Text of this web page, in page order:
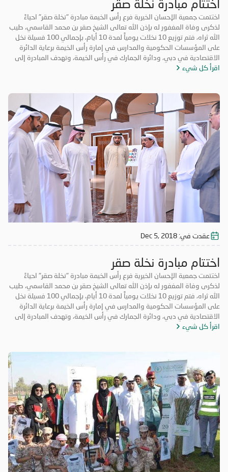
اختتام مبادرة نخلة صقر
اختتمت جمعية الإحسان الخيرية فرع رأس الخيمة مبادرة "نخلة صقر" احياءً
لذكرى وفاة المغفور له بإذن الله تعالى الشيخ صقر بن محمد القاسمي، طيب
الله ثراه، فتم توزيع 10 نخلات يومياً لمدة 10 أيام، بإجمالي 100 فسيلة نخل
على المؤسسات الحكومية والمدارس في إمارة رأس الخيمة برعاية الدائرة
الاقتصادية في دبي، ودائرة الجمارك في رأس الخيمة، وتهدف المبادرة إلى
وموظفي الشرطة المجتمعية، ومشاركة طلاب من مدرسة الخران للتعليم
الأساسي، وفريق الإحسان التطوعي.
اقرأ كل شيء
عقدت في: Dec 5, 2018
اختتام مبادرة نخلة صقر
اختتمت جمعية الإحسان الخيرية فرع رأس الخيمة مبادرة "نخلة صقر" احياءً
لذكرى وفاة المغفور له بإذن الله تعالى الشيخ صقر بن محمد القاسمي، طيب
الله ثراه، فتم توزيع 10 نخلات يومياً لمدة 10 أيام، بإجمالي 100 فسيلة نخل
على المؤسسات الحكومية والمدارس في إمارة رأس الخيمة برعاية الدائرة
الاقتصادية في دبي، ودائرة الجمارك في رأس الخيمة، وتهدف المبادرة إلى
الأساسي، وفريق الإحسان التطوعي.
اقرأ كل شيء